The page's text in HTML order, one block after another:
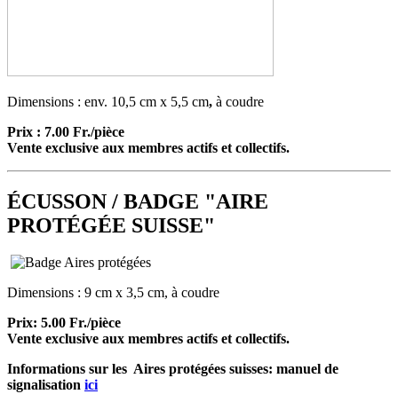
Dimensions : env. 10,5 cm x 5,5 cm, à coudre
Prix : 7.00 Fr./pièce
Vente exclusive aux membres actifs et collectifs.
ÉCUSSON / BADGE "AIRE
PROTÉGÉE SUISSE"
Dimensions : 9 cm x 3,5 cm, à coudre
Prix: 5.00 Fr./pièce
Vente exclusive aux membres actifs et collectifs.
Informations sur les Aires protégées suisses: manuel de
signalisation ici